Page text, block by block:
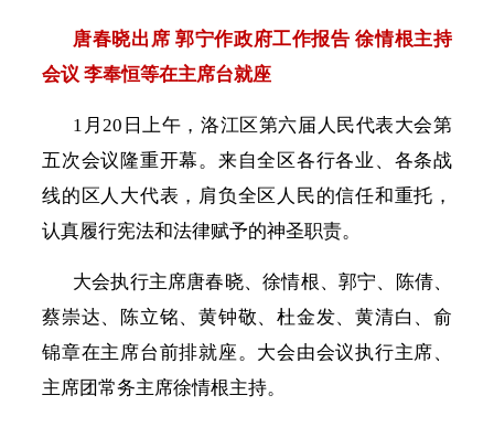
唐春晓出席 郭宁作政府工作报告 徐情根主持
会议 李奉恒等在主席台就座
1月20日上午，洛江区第六届人民代表大会第
五次会议隆重开幕。来自全区各行各业、各条战
线的区人大代表，肩负全区人民的信任和重托，
认真履行宪法和法律赋予的神圣职责。
大会执行主席唐春晓、徐情根、郭宁、陈倩、
蔡崇达、陈立铭、黄钟敬、杜金发、黄清白、俞
锦章在主席台前排就座。大会由会议执行主席、
主席团常务主席徐情根主持。